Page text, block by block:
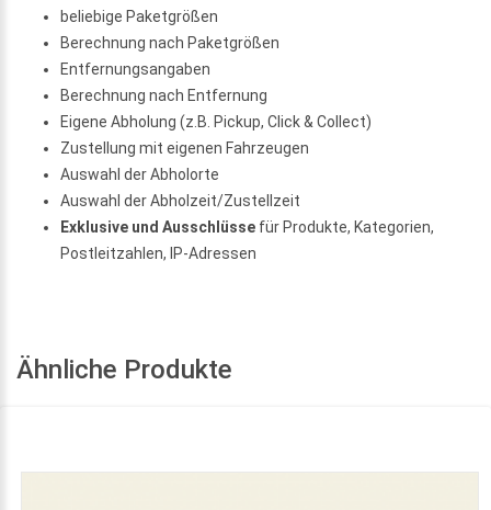
beliebige Paketgrößen
Berechnung nach Paketgrößen
Entfernungsangaben
Berechnung nach Entfernung
Eigene Abholung (z.B. Pickup, Click & Collect)
Zustellung mit eigenen Fahrzeugen
Auswahl der Abholorte
Auswahl der Abholzeit/Zustellzeit
Exklusive und Ausschlüsse für Produkte, Kategorien,
Postleitzahlen, IP-Adressen
Ähnliche Produkte